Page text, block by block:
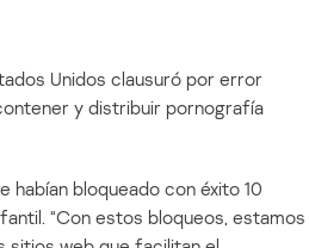
Unidos clausuró por error
y distribuir pornografía
habían bloqueado con éxito 10
“Con estos bloqueos, estamos